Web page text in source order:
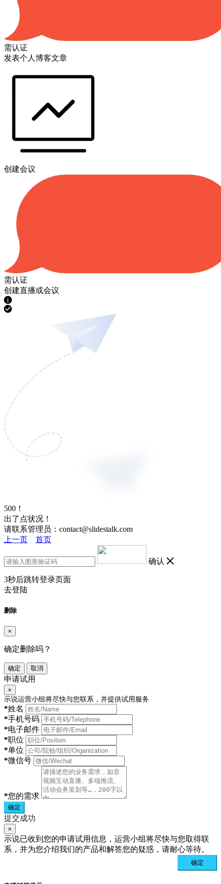
需认证
发表个人博客文章
创建会议
需认证
创建直播或会议
500！
出了点状况！
请联系管理员：contact@slidestalk.com
上一页
首页
确认
3秒后跳转登录页面
去登陆
删除
×
确定删除吗？
确定 取消
申请试用
×
示说运营小组将尽快与您联系，并提供试用服务
*姓名
*手机号码
*电子邮件
*职位
*单位
*微信号
*您的需求
确定
提交成功
×
示说已收到您的申请试用信息，运营小组将尽快与您取得联
系，并为您介绍我们的产品和解答您的疑惑，请耐心等待。
确定